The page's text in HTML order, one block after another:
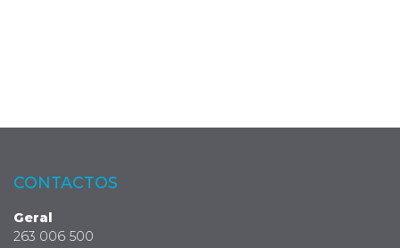
CONTACTOS
Geral
263 006 500